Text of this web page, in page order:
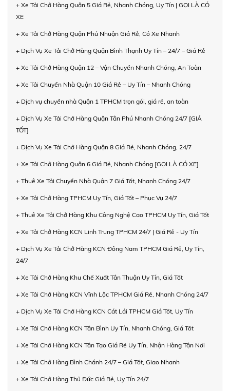
+ Xe Tải Chở Hàng Quận 5 Giá Rẻ, Nhanh Chóng, Uy Tín | GỌI LÀ CÓ
XE
+ Xe Tải Chở Hàng Quận Phú Nhuận Giá Rẻ, Có Xe Nhanh
+ Dịch Vụ Xe Tải Chở Hàng Quận Bình Thạnh Uy Tín – 24/7 – Giá Rẻ
+ Xe Tải Chở Hàng Quận 12 – Vận Chuyển Nhanh Chóng, An Toàn
+ Xe Tải Chuyển Nhà Quận 10 Giá Rẻ – Uy Tín – Nhanh Chóng
+ Dịch vụ chuyển nhà Quận 1 TPHCM trọn gói, giá rẻ, an toàn
+ Dịch Vụ Xe Tải Chở Hàng Quận Tân Phú Nhanh Chóng 24/7 [GIÁ
TỐT]
+ Dịch Vụ Xe Tải Chở Hàng Quận 8 Giá Rẻ, Nhanh Chóng, 24/7
+ Xe Tải Chở Hàng Quận 6 Giá Rẻ, Nhanh Chóng [GỌI LÀ CÓ XE]
+ Thuê Xe Tải Chuyển Nhà Quận 7 Giá Tốt, Nhanh Chóng 24/7
+ Xe Tải Chở Hàng TPHCM Uy Tín, Giá Tốt – Phục Vụ 24/7
+ Thuê Xe Tải Chở Hàng Khu Công Nghệ Cao TPHCM Uy Tín, Giá Tốt
+ Xe Tải Chở Hàng KCN Linh Trung TPHCM 24/7 | Giá Rẻ - Uy Tín
+ Dịch Vụ Xe Tải Chở Hàng KCN Đông Nam TPHCM Giá Rẻ, Uy Tín,
24/7
+ Xe Tải Chở Hàng Khu Chế Xuất Tân Thuận Uy Tín, Giá Tốt
+ Xe Tải Chở Hàng KCN Vĩnh Lộc TPHCM Giá Rẻ, Nhanh Chóng 24/7
+ Dịch Vụ Xe Tải Chở Hàng KCN Cát Lái TPHCM Giá Tốt, Uy Tín
+ Xe Tải Chở Hàng KCN Tân Bình Uy Tín, Nhanh Chóng, Giá Tốt
+ Xe Tải Chở Hàng KCN Tân Tạo Giá Rẻ Uy Tín, Nhận Hàng Tận Nơi
+ Xe Tải Chở Hàng Bình Chánh 24/7 – Giá Tốt, Giao Nhanh
+ Xe Tải Chở Hàng Thủ Đức Giá Rẻ, Uy Tín 24/7